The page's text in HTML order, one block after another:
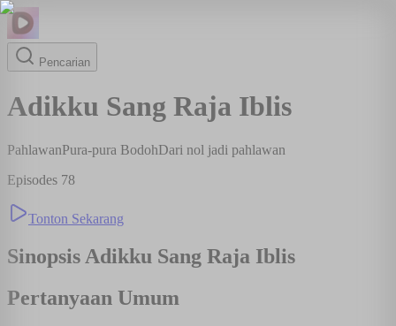
Pencarian
Adikku Sang Raja Iblis
PahlawanPura-pura BodohDari nol jadi pahlawan
Episodes 78
Tonton Sekarang
Sinopsis Adikku Sang Raja Iblis
Pertanyaan Umum